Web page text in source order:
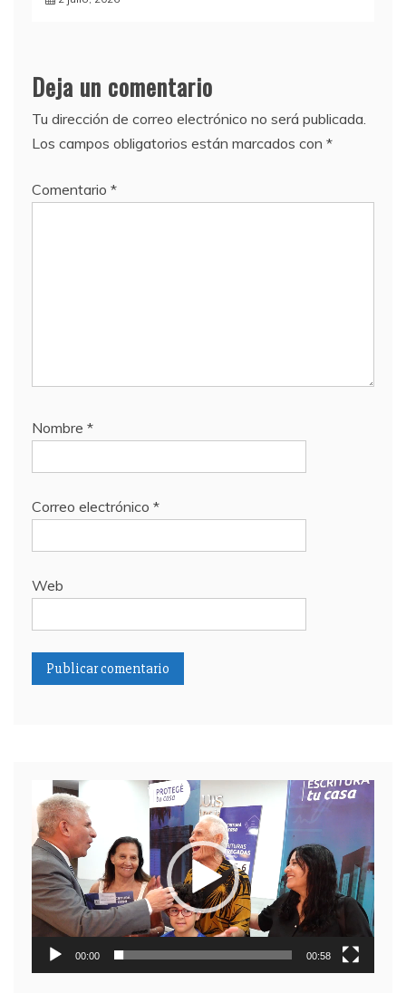
Deja un comentario
Tu dirección de correo electrónico no será publicada.
Los campos obligatorios están marcados con *
Comentario *
Nombre *
Correo electrónico *
Web
Reproductor
de
video
00:00 00:58